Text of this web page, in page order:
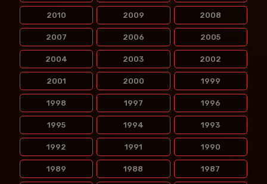
2010 2009 2008
2007 2006 2005
2004 2003 2002
2001 2000 1999
1998 1997 1996
1995 1994 1993
1992 1991 1990
1989 1988 1987